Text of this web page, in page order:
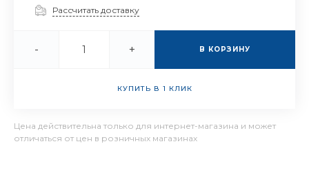
Рассчитать доставку
- + В КОРЗИНУ
КУПИТЬ В 1 КЛИК
Цена действительна только для интернет-магазина и может
отличаться от цен в розничных магазинах